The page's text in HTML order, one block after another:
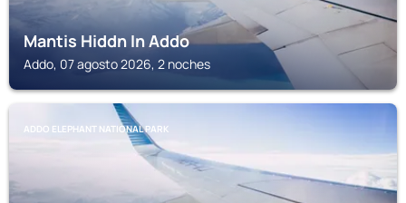
Mantis Hiddn In Addo
Addo, 07 agosto 2026, 2 noches
ADDO ELEPHANT NATIONAL PARK